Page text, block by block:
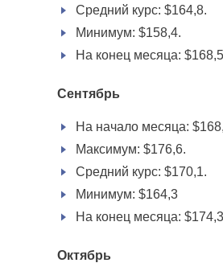
Средний курс: $164,8.
Минимум: $158,4.
На конец месяца:
Сентябрь
На начало месяца:
Максимум: $176,6.
Средний курс: $170,1.
Минимум: $164,3
На конец месяца:
Октябрь